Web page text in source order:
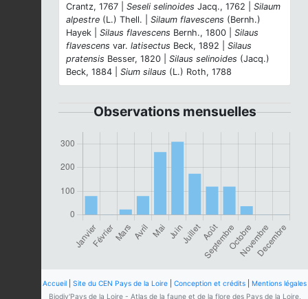
Crantz, 1767 | Seseli selinoides Jacq., 1762 | Silaum
alpestre (L.) Thell. | Silaum flavescens (Bernh.)
Hayek | Silaus flavescens Bernh., 1800 | Silaus
flavescens var. latisectus Beck, 1892 | Silaus
pratensis Besser, 1820 | Silaus selinoides (Jacq.)
Beck, 1884 | Sium silaus (L.) Roth, 1788
Observations mensuelles
Accueil Site du CEN Pays de la Loire Conception et crédits
Mentions légales
Biodiv'Pays de la Loire - Atlas de la faune et de la flore des Pays de la Loire,